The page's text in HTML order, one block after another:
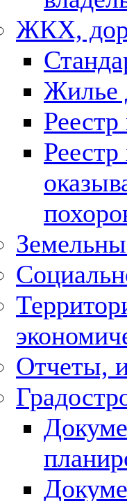
ЖКХ,
Жилье
Отчеты,